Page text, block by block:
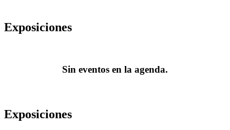
Exposiciones
Sin eventos en la agenda.
Exposiciones